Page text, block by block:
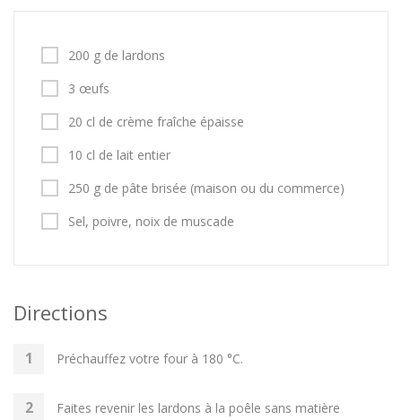
200 g de lardons
3 œufs
20 cl de crème fraîche épaisse
10 cl de lait entier
250 g de pâte brisée (maison ou du commerce)
Sel, poivre, noix de muscade
Directions
Préchauffez votre four à 180 °C.
Faites revenir les lardons à la poêle sans matière